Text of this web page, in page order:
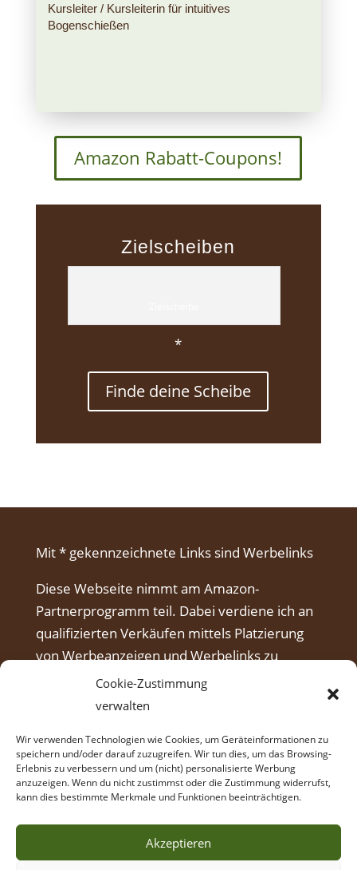
Cookie-Zustimmung
verwalten
Wir verwenden Technologien wie Cookies, um Geräteinformationen zu
speichern und/oder darauf zuzugreifen. Wir tun dies, um das Browsing-
Erlebnis zu verbessern und um (nicht) personalisierte Werbung
anzuzeigen. Wenn du nicht zustimmst oder die Zustimmung widerrufst,
kann dies bestimmte Merkmale und Funktionen beeinträchtigen.
Akzeptieren
Kursleiter / Kursleiterin für intuitives
Bogenschießen
Amazon Rabatt-Coupons!
Zielscheiben
*
Finde deine Scheibe
Mit * gekennzeichnete Links sind Werbelinks
Diese Webseite nimmt am Amazon-
Partnerprogramm teil. Dabei verdiene ich an
qualifizierten Verkäufen mittels Platzierung
von Werbeanzeigen und Werbelinks zu